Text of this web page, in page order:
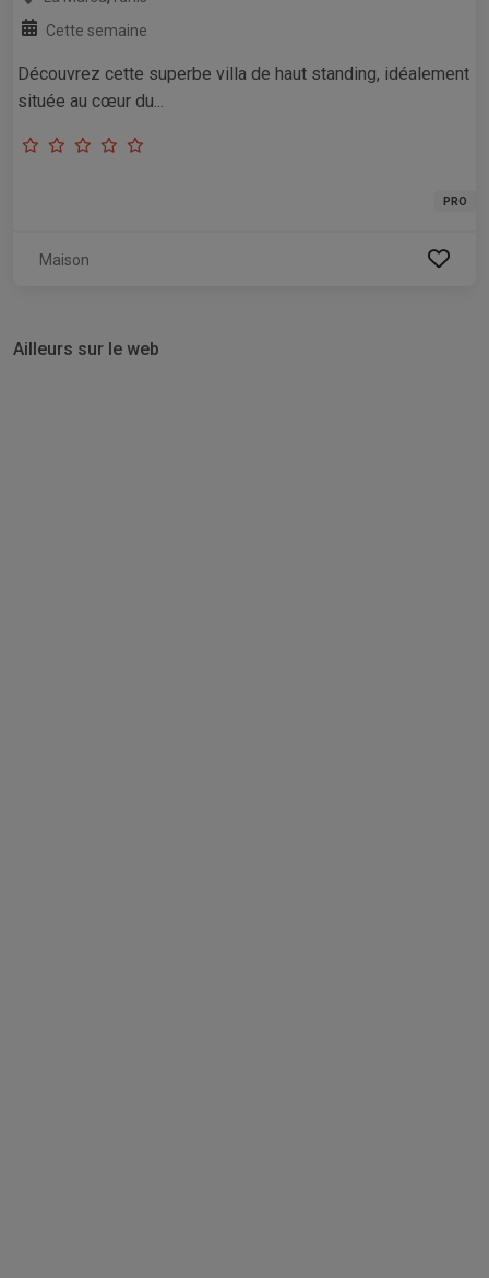
Cette semaine
Découvrez cette superbe villa de haut standing, idéalement
située au cœur du...
PRO
Maison
Ailleurs sur le web